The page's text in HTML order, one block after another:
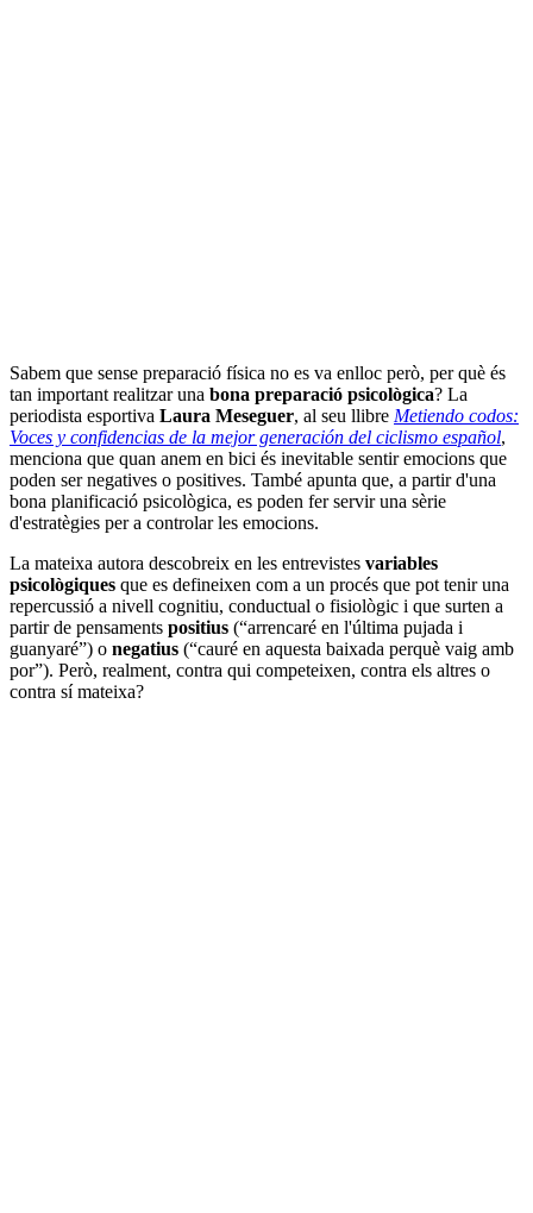
Sabem que sense preparació física no es va enlloc però, per què és
tan important realitzar una bona preparació psicològica? La
periodista esportiva Laura Meseguer, al seu llibre Metiendo codos:
Voces y confidencias de la mejor generación del ciclismo español,
menciona que quan anem en bici és inevitable sentir emocions que
poden ser negatives o positives. També apunta que, a partir d'una
bona planificació psicològica, es poden fer servir una sèrie
d'estratègies per a controlar les emocions.
La mateixa autora descobreix en les entrevistes variables
psicològiques que es defineixen com a un procés que pot tenir una
repercussió a nivell cognitiu, conductual o fisiològic i que surten a
partir de pensaments positius (“arrencaré en l'última pujada i
guanyaré”) o negatius (“cauré en aquesta baixada perquè vaig amb
por”). Però, realment, contra qui competeixen, contra els altres o
contra sí mateixa?